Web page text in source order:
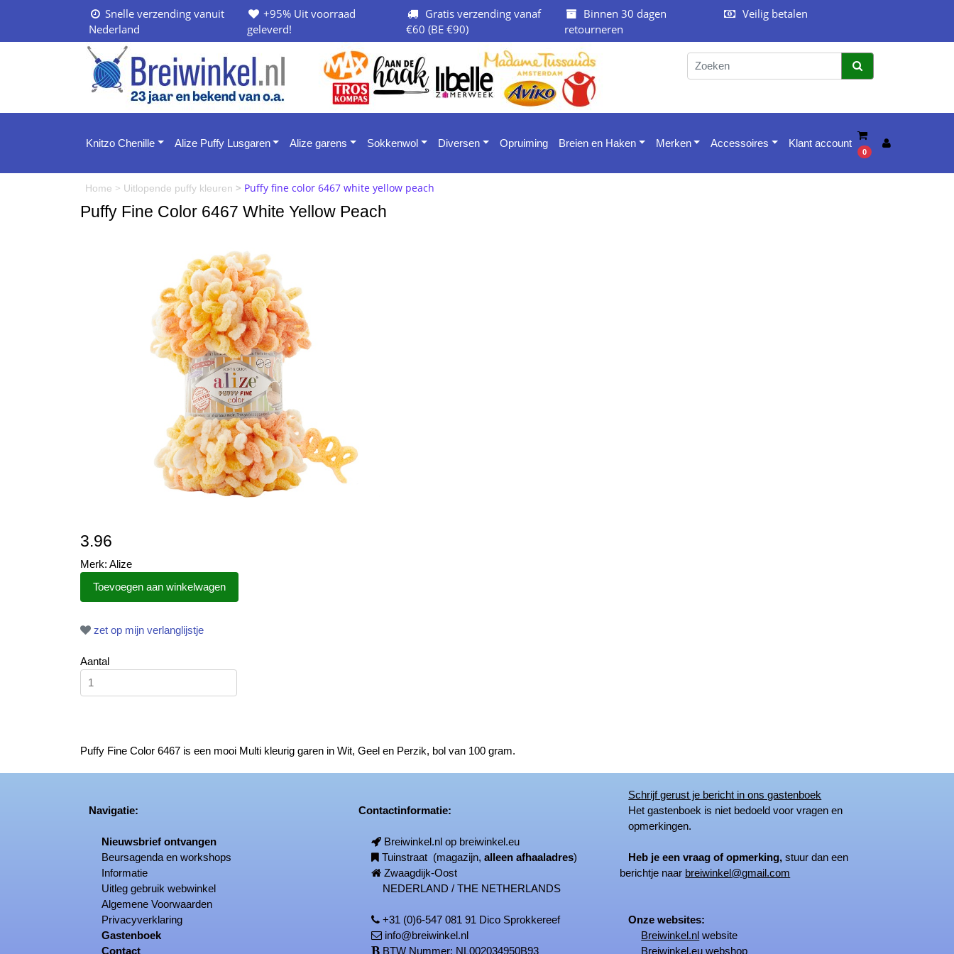
Snelle verzending vanuit
Nederland
+95% Uit voorraad
geleverd!
Gratis verzending vanaf
€60 (BE €90)
Binnen 30 dagen
retourneren
Veilig betalen
Knitzo Chenille Alize Puffy Lusgaren Alize garens Sokkenwol Diversen Opruiming Breien en Haken Merken Accessoires Klant account
0
Home > Uitlopende puffy kleuren > Puffy fine color 6467 white yellow peach
Puffy Fine Color 6467 White Yellow Peach
3.96
Merk: Alize
zet op mijn verlanglijstje
Aantal
Puffy Fine Color 6467 is een mooi Multi kleurig garen in Wit, Geel en Perzik, bol van 100 gram.
Navigatie:
Nieuwsbrief ontvangen
Beursagenda en workshops
Informatie
Uitleg gebruik webwinkel
Algemene Voorwaarden
Privacyverklaring
Gastenboek
Contact
Contactinformatie:
Breiwinkel.nl op breiwinkel.eu
Tuinstraat (magazijn,alleen afhaaladres)
Zwaagdijk-Oost
NEDERLAND / THE NETHERLANDS
+31 (0)6-547 081 91 Dico Sprokkereef
info@breiwinkel.nl
BTW Nummer: NL002034950B93
Schrijf gerust je bericht in ons gastenboek
Het gastenboek is niet bedoeld voor vragen en
opmerkingen.
Heb je een vraag of opmerking, stuur dan een
berichtje naar breiwinkel@gmail.com
Onze websites:
Breiwinkel.nl website
Breiwinkel.eu webshop